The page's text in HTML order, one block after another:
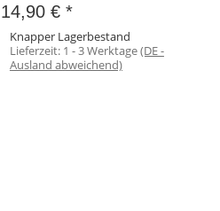
14,90 € *
Knapper Lagerbestand
Lieferzeit: 1 - 3 Werktage(DE -
Ausland abweichend)